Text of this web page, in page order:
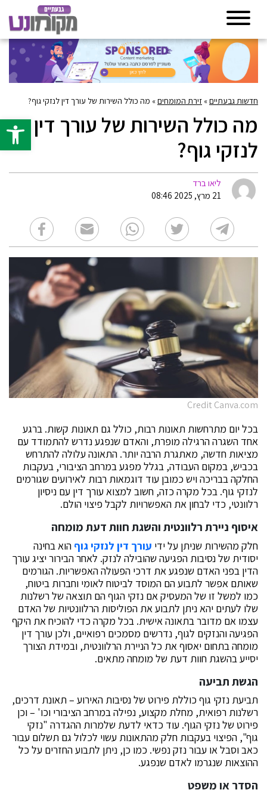
פתח
חדשות גבעתיים» זירת המומחים» מה כולל השירות של עורך דין לנזקי גוף?
מה כולל השירות של עורך דין
לנזקי גוף?
ליאו ברד
21 מרץ, 2025 08:46
Credit Canva.com
בכל יום מתרחשות תאונות רבות, כולל גם תאונות קשות. ברגע
אחד השגרה הרגילה מופרת, והאדם שנפגע נדרש להתמודד עם
מציאות חדשה, מאתגרת הרבה יותר. התאונה עלולה להתרחש
בכביש, במקום העבודה, בגלל מפגע במרחב הציבורי, בעקבות
החלקה בבריכה ויש כמובן עוד דוגמאות רבות לאירועים שגורמים
לנזקי גוף. בכל מקרה כזה, חשוב למצוא עורך דין עם ניסיון
רלוונטי, כדי לבחון את האפשרויות לקבל פיצוי הולם.
איסוף ניירת רלוונטית והשגת חוות דעת מומחה
חלק מהשירות שניתן על ידי עורך דין לנזקי גוף הוא בחינה
יסודית של נסיבות הפגיעה שהובילה לנזק. לאחר הבירור יציג עורך
הדין בפני האדם שנפגע את דרכי הפעולה האפשריות. הגורמים
שאותם אפשר לתבוע הם המוסד לביטוח לאומי וחברות ביטוח,
כמו למשל זו של המעסיק אם נזקי הגוף הם תוצאה של רשלנות
שלו לעתים יהא ניתן לתבוע את הפוליסות הרלוונטיות של האדם
עצמו אם מדובר בתאונה אישית. בכל מקרה כדי להוכיח את היקף
הפגיעה והנזקים לגוף, נדרשים מסמכים רפואיים, ולכן עורך דין
מומחה בתחום יאסוף את כל הניירת הרלוונטית, ובמידת הצורך
יסייע בהשגת חוות דעת של מומחה מתאים.
הגשת תביעה
תביעת נזקי גוף כוללת פירוט של נסיבות האירוע – תאונת דרכים,
רשלנות רפואית, מחלת מקצוע, נפילה במרחב הציבורי וכו' – וכן
פירוט של נזקי הגוף. עוד כדאי לדעת שלמרות ההגדרה "נזקי
גוף", הפיצוי בעקבות חלק מהתאונות עשוי לכלול גם תשלום עבור
כאב וסבל או עבור נזק נפשי. כמו כן, ניתן לתבוע החזרים על כל
ההוצאות שנגרמו לאדם שנפגע.
הסדר או משפט